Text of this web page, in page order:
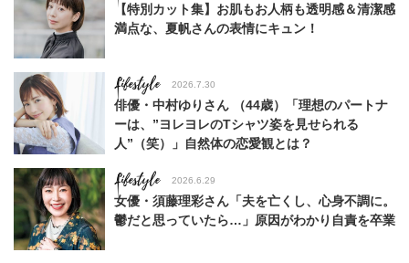
【特別カット集】お肌もお人柄も透明感＆清潔感
満点な、夏帆さんの表情にキュン！
Lifestyle 2026.7.30
俳優・中村ゆりさん （44歳）「理想のパートナ
ーは、”ヨレヨレのTシャツ姿を見せられる
人”（笑）」自然体の恋愛観とは？
Lifestyle 2026.6.29
女優・須藤理彩さん「夫を亡くし、心身不調に。
鬱だと思っていたら…」原因がわかり自責を卒業